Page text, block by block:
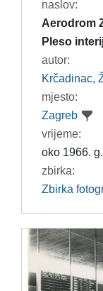
naslov:
Aerodrom
Pleso
autor:
Krčadinac,
mjesto:
Zagreb
vrijeme:
oko 1966. g.
zbirka:
Zbirka